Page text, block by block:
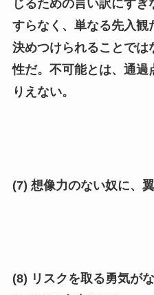
じるための言い訳にす
すらなく、単なる先入観
決めつけられることでは
性だ。不可能とは、通過
りえない。
(7) 想像力のない奴に、
(8) リスクを取る勇気が